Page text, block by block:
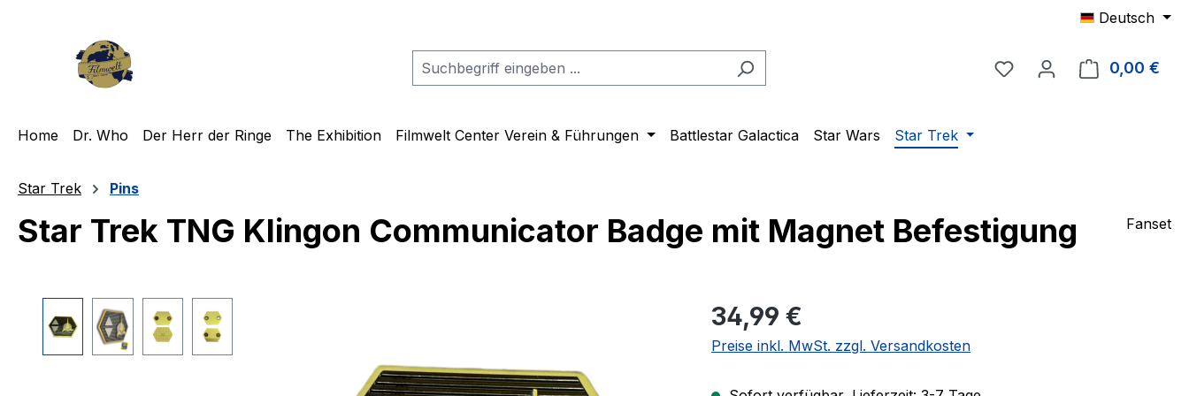
Deutsch
Du hast 0 Produkte auf
0,00 €
Home Dr. Who Der Herr der Ringe The Exhibition Filmwelt Center Verein & Führungen Battlestar Galactica Star Wars Star Trek
Star Trek Pins
Star Trek TNG Klingon Communicator Badge mit Magnet Befestigung Fanset
Regulärer Preis:
34,99 €
Preise inkl. MwSt. zzgl. Versandkosten